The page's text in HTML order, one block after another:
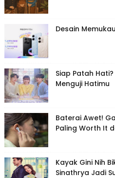
Desain
Siap Patah
Menguji Hatimu
Baterai Awet!
Paling Worth It
Kayak Gini Nih
Sinathrya Jadi